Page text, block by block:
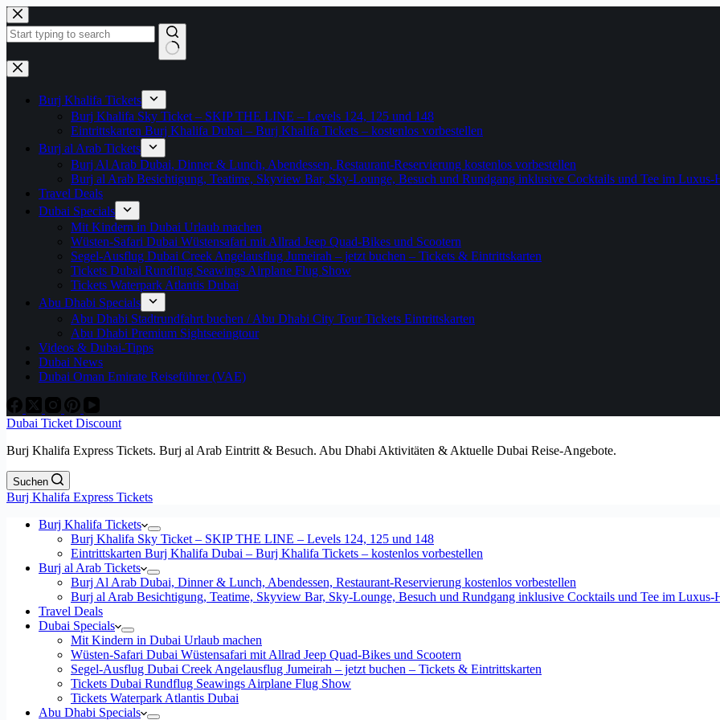
Zum
Inhalt
springen
Keine
Ergebnisse
Burj Khalifa Tickets
Burj Khalifa Sky Ticket – SKIP THE LINE – Levels 124, 125 und 148
Eintrittskarten Burj Khalifa Dubai – Burj Khalifa Tickets – kostenlos vorbestellen
Burj al Arab Tickets
Burj Al Arab Dubai, Dinner & Lunch, Abendessen, Restaurant-Reservierung kostenlos vorbestellen
Burj al Arab Besichtigung, Teatime, Skyview Bar, Sky-Lounge, Besuch und Rundgang inklusive Cocktails und Tee im Luxus-
Travel Deals
Dubai Specials
Mit Kindern in Dubai Urlaub machen
Wüsten-Safari Dubai Wüstensafari mit Allrad Jeep Quad-Bikes und Scootern
Segel-Ausflug Dubai Creek Angelausflug Jumeirah – jetzt buchen – Tickets & Eintrittskarten
Tickets Dubai Rundflug Seawings Airplane Flug Show
Tickets Waterpark Atlantis Dubai
Abu Dhabi Specials
Abu Dhabi Stadtrundfahrt buchen / Abu Dhabi City Tour Tickets Eintrittskarten
Abu Dhabi Premium Sightseeingtour
Videos & Dubai-Tipps
Dubai News
Dubai Oman Emirate Reiseführer (VAE)
Dubai Ticket Discount
Burj Khalifa Express Tickets. Burj al Arab Eintritt & Besuch. Abu Dhabi Aktivitäten & Aktuelle Dubai Reise-Angebote.
Suchen
Burj Khalifa Express Tickets
Burj Khalifa Tickets
Burj Khalifa Sky Ticket – SKIP THE LINE – Levels 124, 125 und 148
Eintrittskarten Burj Khalifa Dubai – Burj Khalifa Tickets – kostenlos vorbestellen
Burj al Arab Tickets
Burj Al Arab Dubai, Dinner & Lunch, Abendessen, Restaurant-Reservierung kostenlos vorbestellen
Burj al Arab Besichtigung, Teatime, Skyview Bar, Sky-Lounge, Besuch und Rundgang inklusive Cocktails und Tee im Luxus-
Travel Deals
Dubai Specials
Mit Kindern in Dubai Urlaub machen
Wüsten-Safari Dubai Wüstensafari mit Allrad Jeep Quad-Bikes und Scootern
Segel-Ausflug Dubai Creek Angelausflug Jumeirah – jetzt buchen – Tickets & Eintrittskarten
Tickets Dubai Rundflug Seawings Airplane Flug Show
Tickets Waterpark Atlantis Dubai
Abu Dhabi Specials